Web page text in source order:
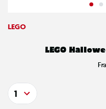
LEGO
LEGO
1